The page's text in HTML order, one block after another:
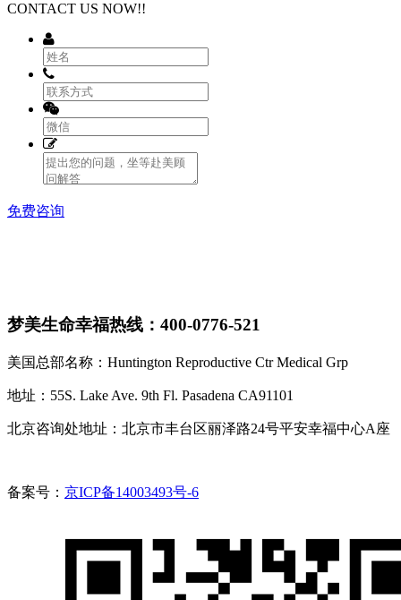
CONTACT US NOW!!
免费咨询
梦美生命幸福热线：400-0776-521
美国总部名称：Huntington Reproductive Ctr Medical Grp
地址：55S. Lake Ave. 9th Fl. Pasadena CA91101
北京咨询处地址：北京市丰台区丽泽路24号平安幸福中心A座
备案号： 京ICP备14003493号-6